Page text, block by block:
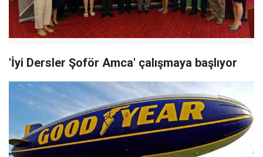
'İyi Dersler Şoför Amca' çalışmaya başlıyor